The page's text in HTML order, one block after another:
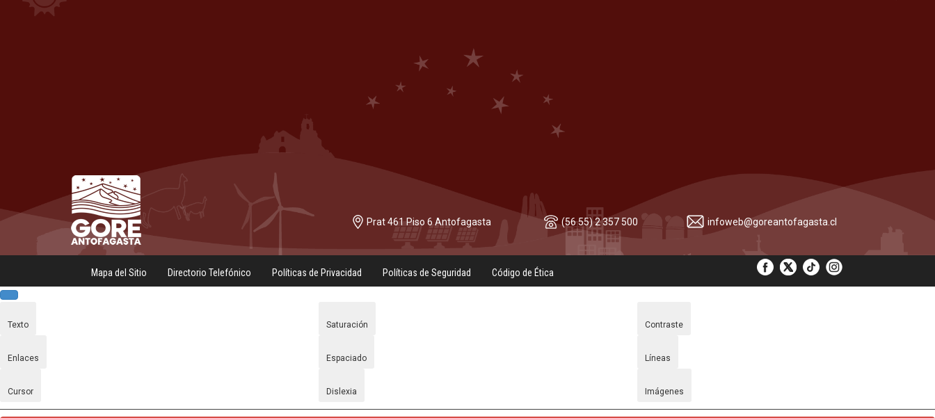
Prat 461 Piso 6 Antofagasta (56 55) 2 357 500 infoweb@goreantofagasta.cl
Mapa del Sitio Directorio Telefónico Políticas de Privacidad Políticas de Seguridad Código de Ética
Texto Saturación Contraste
Enlaces Espaciado Líneas
Cursor Dislexia Imágenes